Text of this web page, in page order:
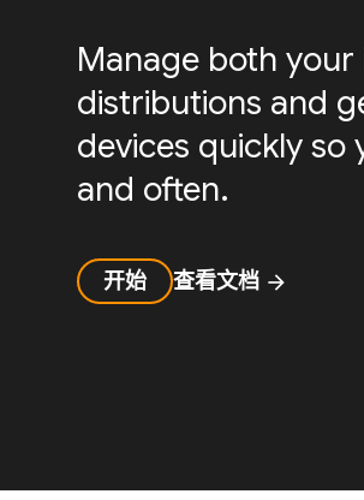
Manage both
distributions and
devices quickly
and often.
开始 查看文档 arrow_forward